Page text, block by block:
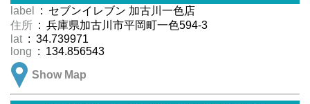
label
: セブンイレブン 加古川一色店
住所 : 兵庫県加古川市平岡町一色594-3
lat : 34.739971
long : 134.856543
Show Map